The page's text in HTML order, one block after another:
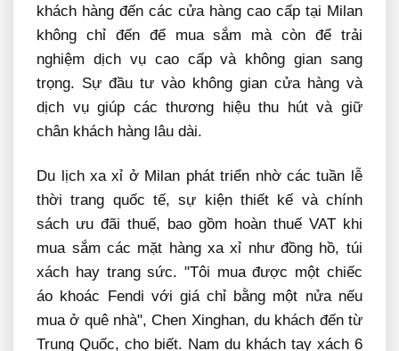
khách hàng đến các cửa hàng cao cấp tại Milan
không chỉ đến để mua sắm mà còn để trải
nghiệm dịch vụ cao cấp và không gian sang
trọng. Sự đầu tư vào không gian cửa hàng và
dịch vụ giúp các thương hiệu thu hút và giữ
chân khách hàng lâu dài.
Du lịch xa xỉ ở Milan phát triển nhờ các tuần lễ
thời trang quốc tế, sự kiện thiết kế và chính
sách ưu đãi thuế, bao gồm hoàn thuế VAT khi
mua sắm các mặt hàng xa xỉ như đồng hồ, túi
xách hay trang sức. "Tôi mua được một chiếc
áo khoác Fendi với giá chỉ bằng một nửa nếu
mua ở quê nhà", Chen Xinghan, du khách đến từ
Trung Quốc, cho biết. Nam du khách tay xách 6